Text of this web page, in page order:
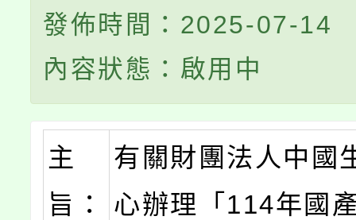
發佈時間：2025-07-14
內容狀態：啟用中
主
旨：
有關財團法人中國
心辦理「114年國